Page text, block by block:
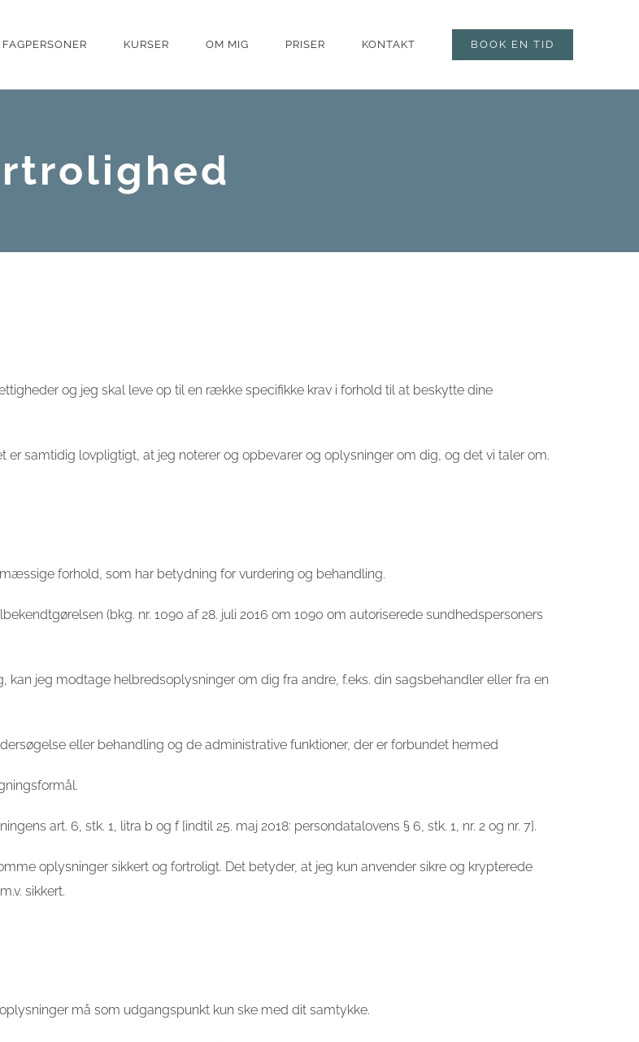
KURSER OM MIG PRISER KONTAKT BOOK EN TID
og jeg skal leve op til en række specifikke krav i forhold til at beskytte dine
samtidig lovpligtigt, at jeg noterer og opbevarer og oplysninger om dig, og det vi taler om.
forhold, som har betydning for vurdering og behandling.
(bkg. nr. 1090 af 28. juli 2016 om 1090 om autoriserede sundhedspersoners
jeg modtage helbredsoplysninger om dig fra andre, f.eks. din sagsbehandler eller fra en
eller behandling og de administrative funktioner, der er forbundet hermed
art. 6, stk. 1, litra b og f [indtil 25. maj 2018: persondatalovens § 6, stk. 1, nr. 2 og nr. 7].
oplysninger sikkert og fortroligt. Det betyder, at jeg kun anvender sikre og krypterede
sikkert.
må som udgangspunkt kun ske med dit samtykke.